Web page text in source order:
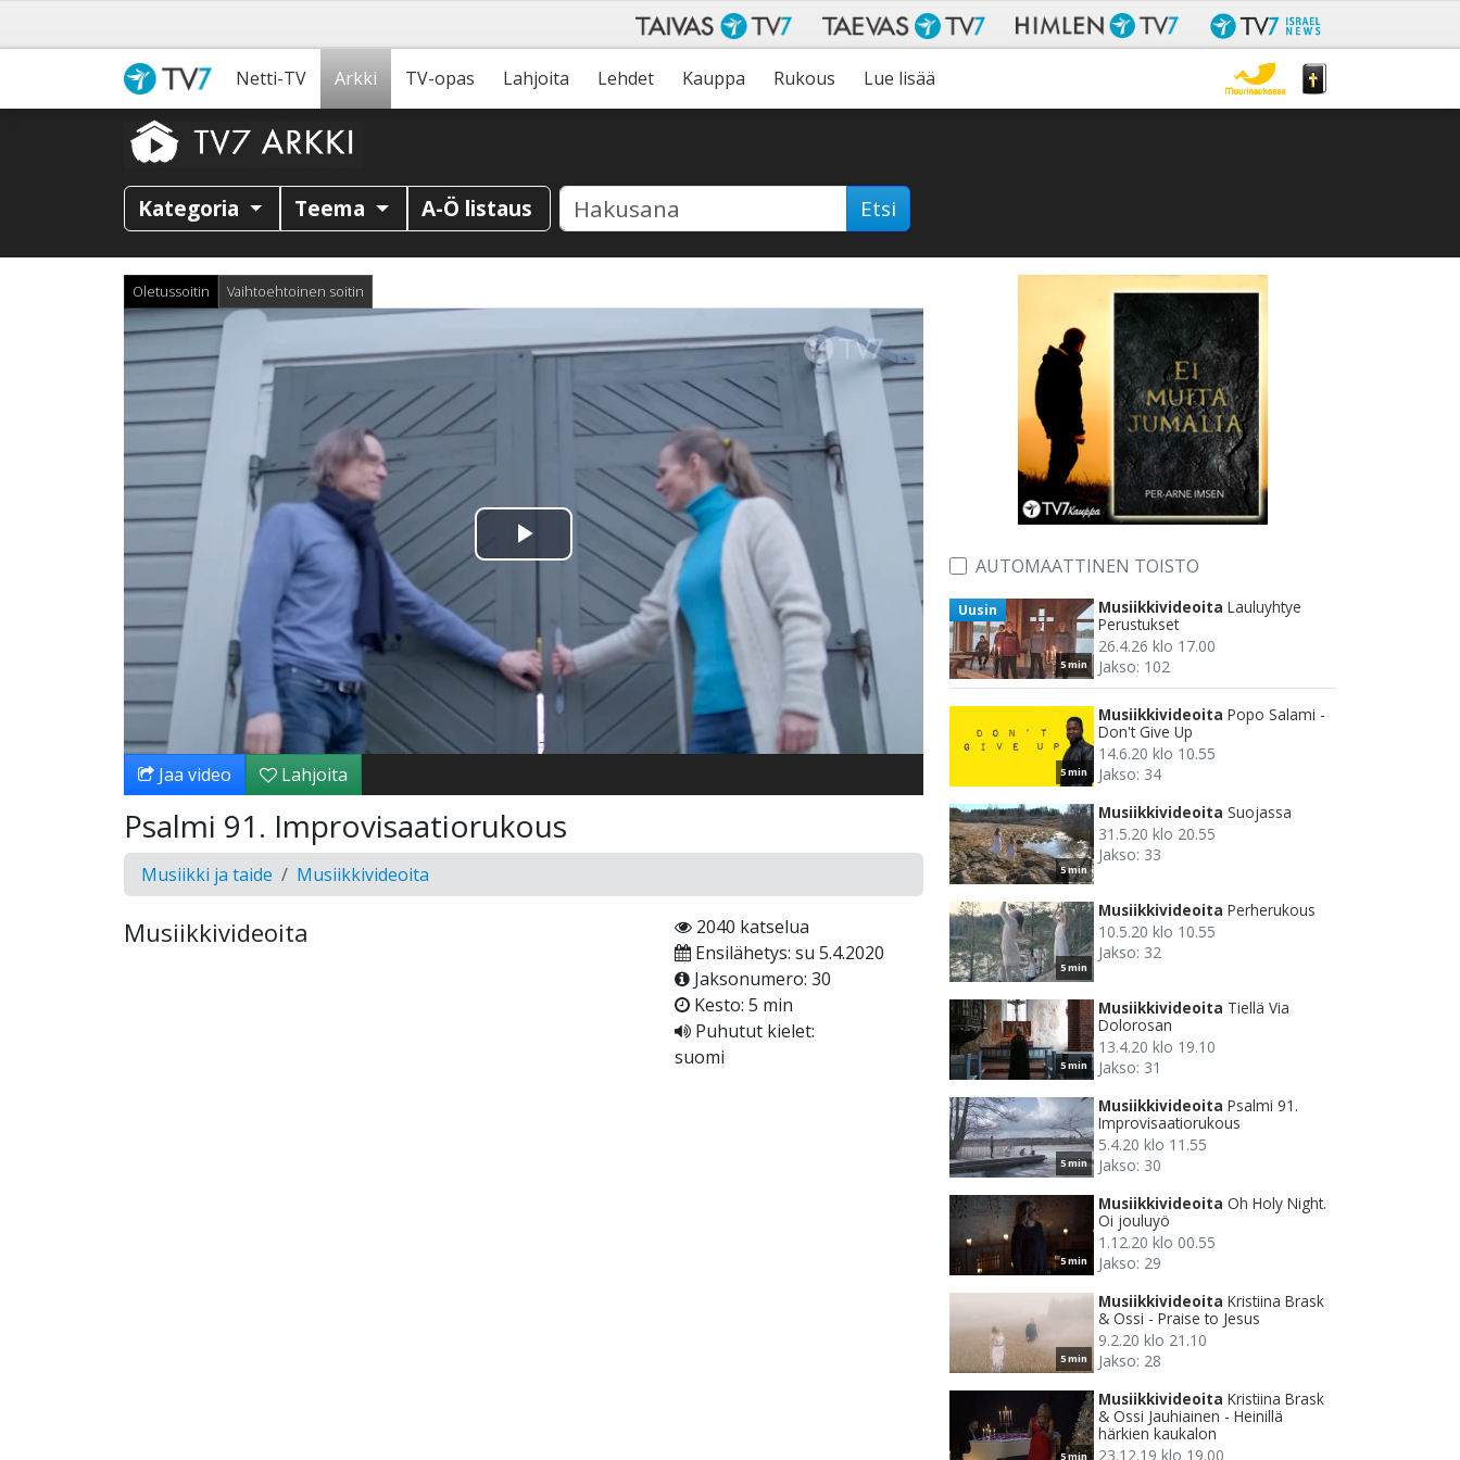
Netti-TV Arkki TV-opas Lahjoita Lehdet Kauppa Rukous Lue lisää
Kategoria Teema A-Ö listaus Etsi
Oletussoitin Vaihtoehtoinen soitin
Toista
Video
Jaa video Lahjoita
Psalmi 91. Improvisaatiorukous
Musiikki ja taide Musiikkivideoita
Musiikkivideoita
2040 katselua
Ensilähetys: su 5.4.2020
Jaksonumero: 30
Kesto: 5 min
Puhutut kielet:
suomi
AUTOMAATTINEN TOISTO
5 min
Uusin Musiikkivideoita Lauluyhtye
Perustukset
26.4.26 klo 17.00
Jakso: 102
5 min
Musiikkivideoita Popo Salami -
Don't Give Up
14.6.20 klo 10.55
Jakso: 34
5 min
Musiikkivideoita Suojassa
31.5.20 klo 20.55
Jakso: 33
5 min
Musiikkivideoita Perherukous
10.5.20 klo 10.55
Jakso: 32
5 min
Musiikkivideoita Tiellä Via
Dolorosan
13.4.20 klo 19.10
Jakso: 31
5 min
Musiikkivideoita Psalmi 91.
Improvisaatiorukous
5.4.20 klo 11.55
Jakso: 30
5 min
Musiikkivideoita Oh Holy Night.
Oi jouluyö
1.12.20 klo 00.55
Jakso: 29
5 min
Musiikkivideoita Kristiina Brask
& Ossi - Praise to Jesus
9.2.20 klo 21.10
Jakso: 28
5 min
Musiikkivideoita Kristiina Brask
& Ossi Jauhiainen - Heinillä
härkien kaukalon
23.12.19 klo 19.00